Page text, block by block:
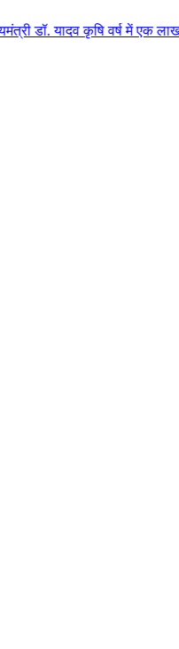
में एक लाख करोड़ से अधिक